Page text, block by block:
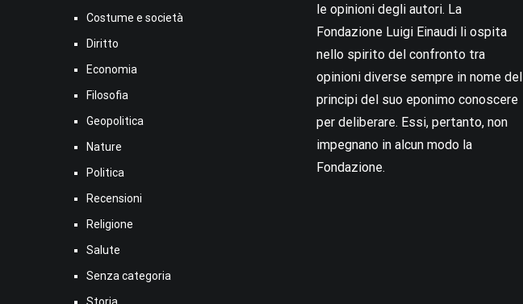
Costume e società
Diritto
Economia
Filosofia
Geopolitica
Nature
Politica
Recensioni
Religione
Salute
Senza categoria
le opinioni degli autori. La
Fondazione Luigi Einaudi li ospita
nello spirito del confronto tra
opinioni diverse sempre in nome del
principi del suo eponimo conoscere
per deliberare. Essi, pertanto, non
impegnano in alcun modo la
Fondazione.